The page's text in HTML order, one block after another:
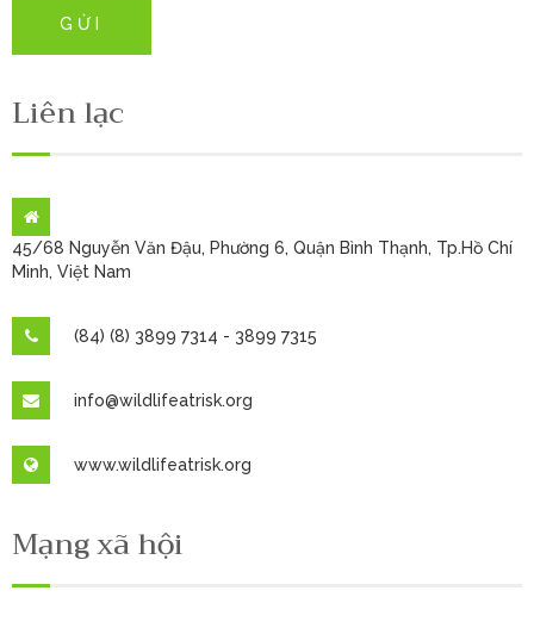
Liên lạc
45/68 Nguyễn Văn Đậu, Phường 6, Quận Bình Thạnh, Tp.Hồ Chí
Minh, Việt Nam
(84) (8) 3899 7314 - 3899 7315
info@wildlifeatrisk.org
www.wildlifeatrisk.org
Mạng xã hội